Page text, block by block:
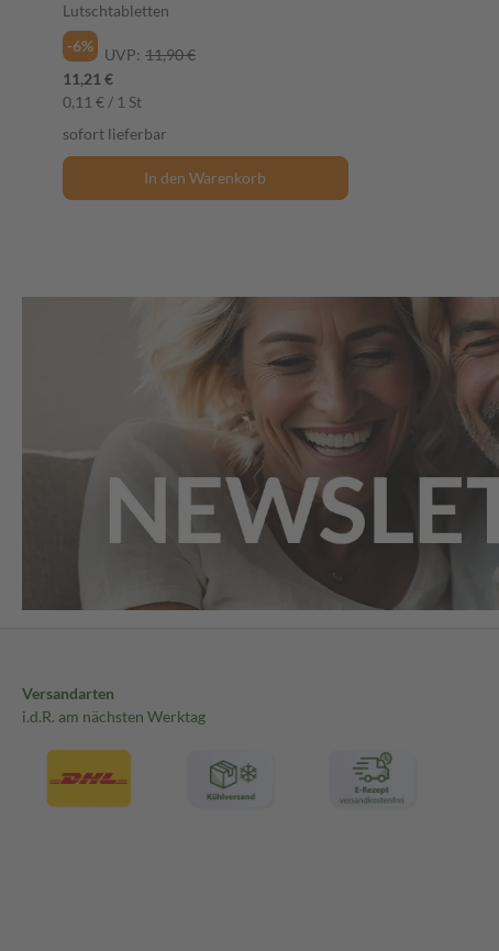
Lutschtabletten
-6%
UVP: 11,90 €
11,21 €
0,11 € / 1 St
sofort lieferbar
In den Warenkorb
Versandarten
i.d.R. am nächsten Werktag